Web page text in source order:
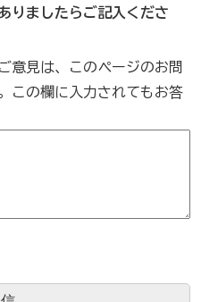
りましたらご記入くださ
意見は、このページのお問
この欄に入力されてもお答